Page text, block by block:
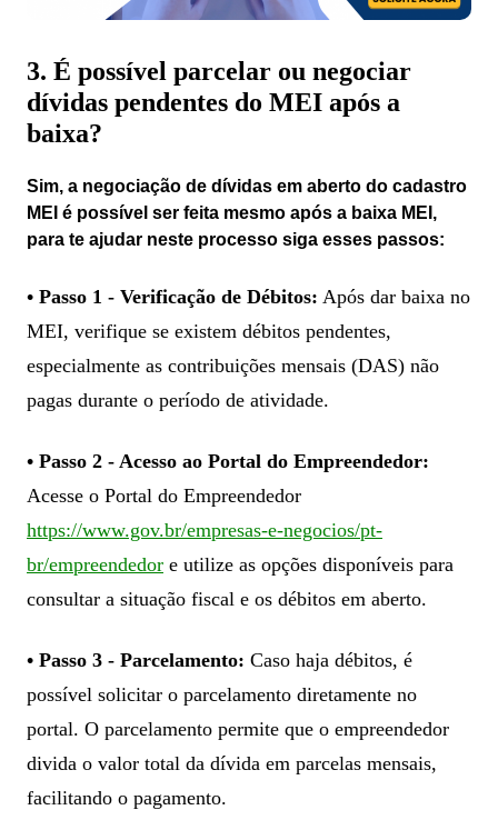
3. É possível parcelar ou negociar
dívidas pendentes do MEI após a
baixa?
Sim, a negociação de dívidas em aberto do cadastro
MEI é possível ser feita mesmo após a baixa MEI,
para te ajudar neste processo siga esses passos:
• Passo 1 - Verificação de Débitos: Após dar baixa no
MEI, verifique se existem débitos pendentes,
especialmente as contribuições mensais (DAS) não
pagas durante o período de atividade.
• Passo 2 - Acesso ao Portal do Empreendedor:
Acesse o Portal do Empreendedor
https://www.gov.br/empresas-e-negocios/pt-
br/empreendedor e utilize as opções disponíveis para
consultar a situação fiscal e os débitos em aberto.
• Passo 3 - Parcelamento: Caso haja débitos, é
possível solicitar o parcelamento diretamente no
portal. O parcelamento permite que o empreendedor
divida o valor total da dívida em parcelas mensais,
facilitando o pagamento.